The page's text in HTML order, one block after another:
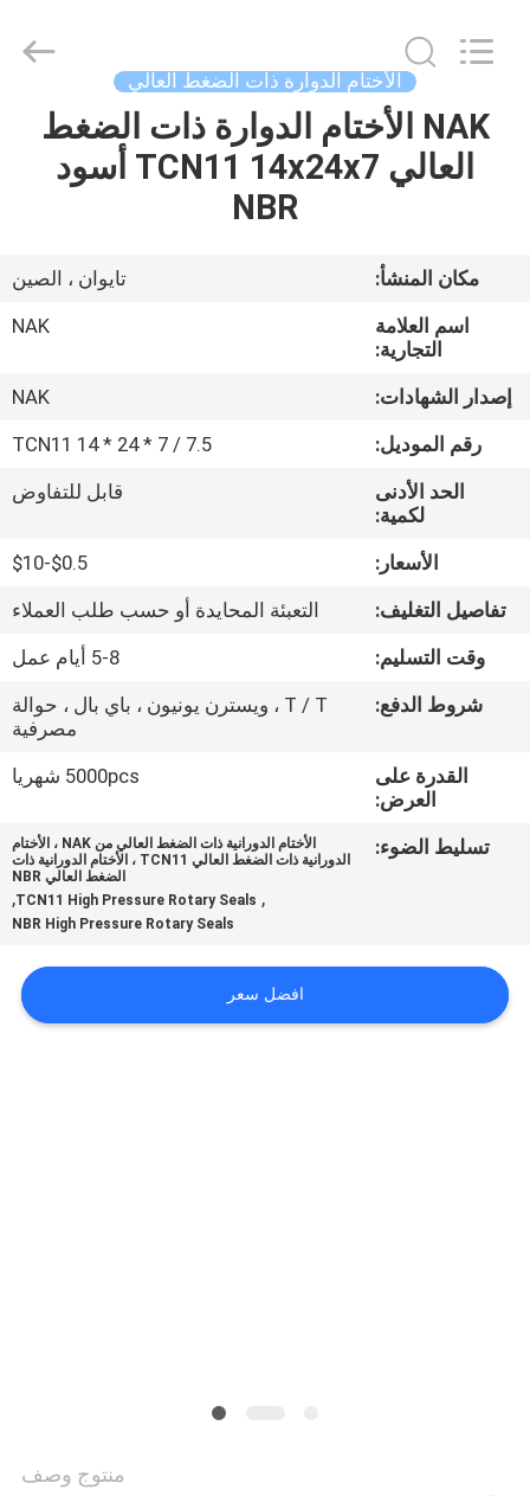
منزل،
معلومات
جولة
مراقبة
الجودة
اتصل
VR
Reserved.
الأختام الدوارة ذات الضغط العالي
NAK الأختام الدوارة ذات الضغط
العالي TCN11 14x24x7 أسود
NBR
مكان المنشأ:
تايوان ، الصين
اسم العلامة
التجارية:
NAK
إصدار الشهادات:
NAK
رقم الموديل:
TCN11 14 * 24 * 7 / 7.5
الحد الأدنى
لكمية:
قابل للتفاوض
الأسعار:
$0.5-$10
تفاصيل التغليف:
التعبئة المحايدة أو حسب طلب العملاء
وقت التسليم:
5-8 أيام عمل
شروط الدفع:
T / T ، ويسترن يونيون ، باي بال ، حوالة
مصرفية
القدرة على
العرض:
5000pcs شهريا
تسليط الضوء:
الأختام الدورانية ذات الضغط العالي من NAK ، الأختام
الدورانية ذات الضغط العالي TCN11 ، الأختام الدورانية ذات
الضغط العالي NBR
,
TCN11 High Pressure Rotary Seals
,
NBR High Pressure Rotary Seals
افضل سعر
منتوج وصف